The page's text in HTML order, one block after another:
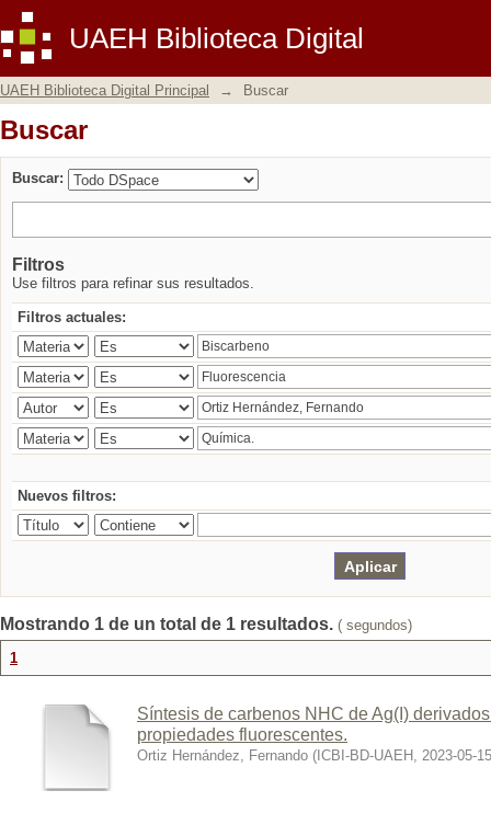
UAEH Biblioteca Digital
Buscar
UAEH Biblioteca Digital Principal → Buscar
Buscar
Buscar:
Filtros
Use filtros para refinar sus resultados.
Filtros actuales:
Nuevos filtros:
Mostrando 1 de un total de 1 resultados. ( segundos)
1
Síntesis de carbenos NHC de Ag(I)
propiedades fluorescentes.
Ortiz Hernández, Fernando ( ICBI-BD-UAEH , 2023-05-15